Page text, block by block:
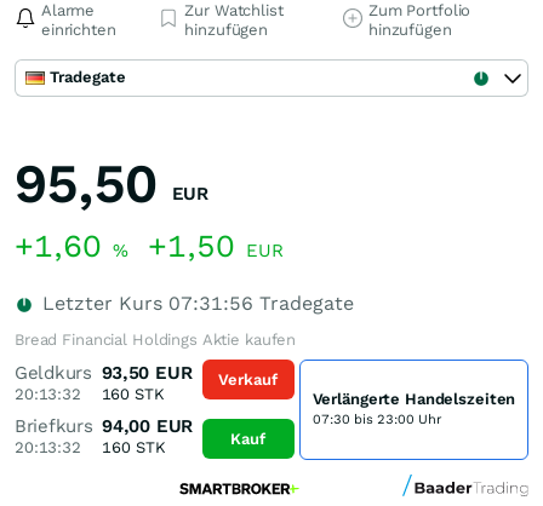
Alarme
einrichten
Zur Watchlist
hinzufügen
Zum Portfolio
hinzufügen
Tradegate
95,50 EUR
+1,60 % +1,50 EUR
Letzter Kurs 07:31:56 Tradegate
Bread Financial Holdings Aktie kaufen
Geldkurs
20:13:32
93,50 EUR
160 STK
Briefkurs
20:13:32
94,00 EUR
160STK
Verkauf
Kauf
Verlängerte Handelszeiten
07:30 bis 23:00 Uhr